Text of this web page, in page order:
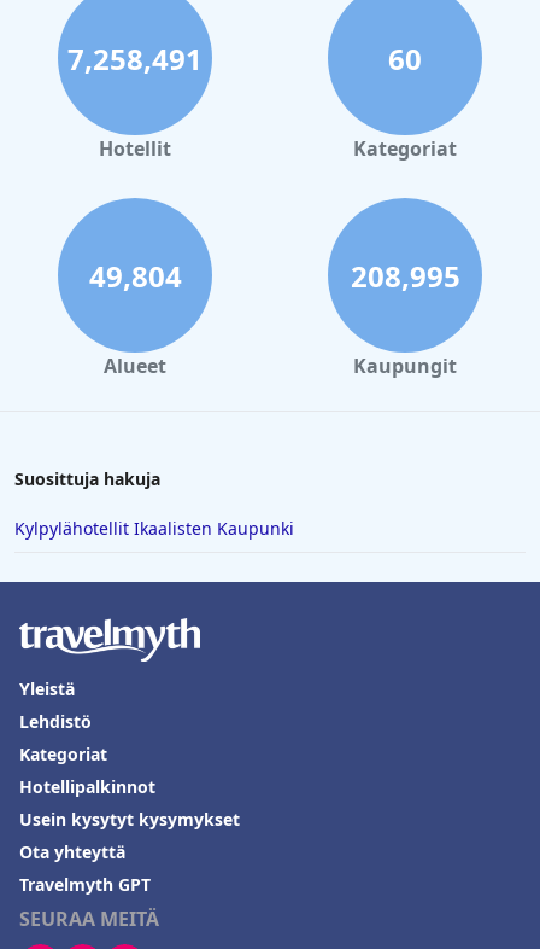
7,258,491
Hotellit
60
Kategoriat
49,804
Alueet
208,995
Kaupungit
Suosittuja hakuja
Kylpylähotellit Ikaalisten Kaupunki
SEURAA MEITÄ
Yleistä
Lehdistö
Kategoriat
Hotellipalkinnot
Usein kysytyt kysymykset
Ota yhteyttä
Travelmyth GPT